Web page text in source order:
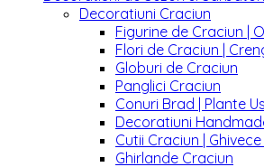
Decoratiuni Craciun
Figurine de Craciun |
Flori de Craciun |
Globuri de Craciun
Panglici Craciun
Conuri Brad | Plante
Decoratiuni
Cutii Craciun |
Ghirlande Craciun